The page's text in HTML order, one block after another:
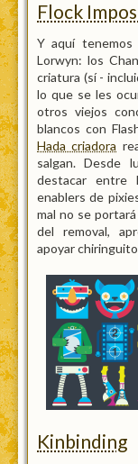
Flock
Y aquí
Lorwyn: los
criatura (sí -
lo que se les
otros viejos
blancos con
Hada criadora
salgan. Desde
destacar entre
enablers de
mal no se
del removal,
apoyar
Kinbinding